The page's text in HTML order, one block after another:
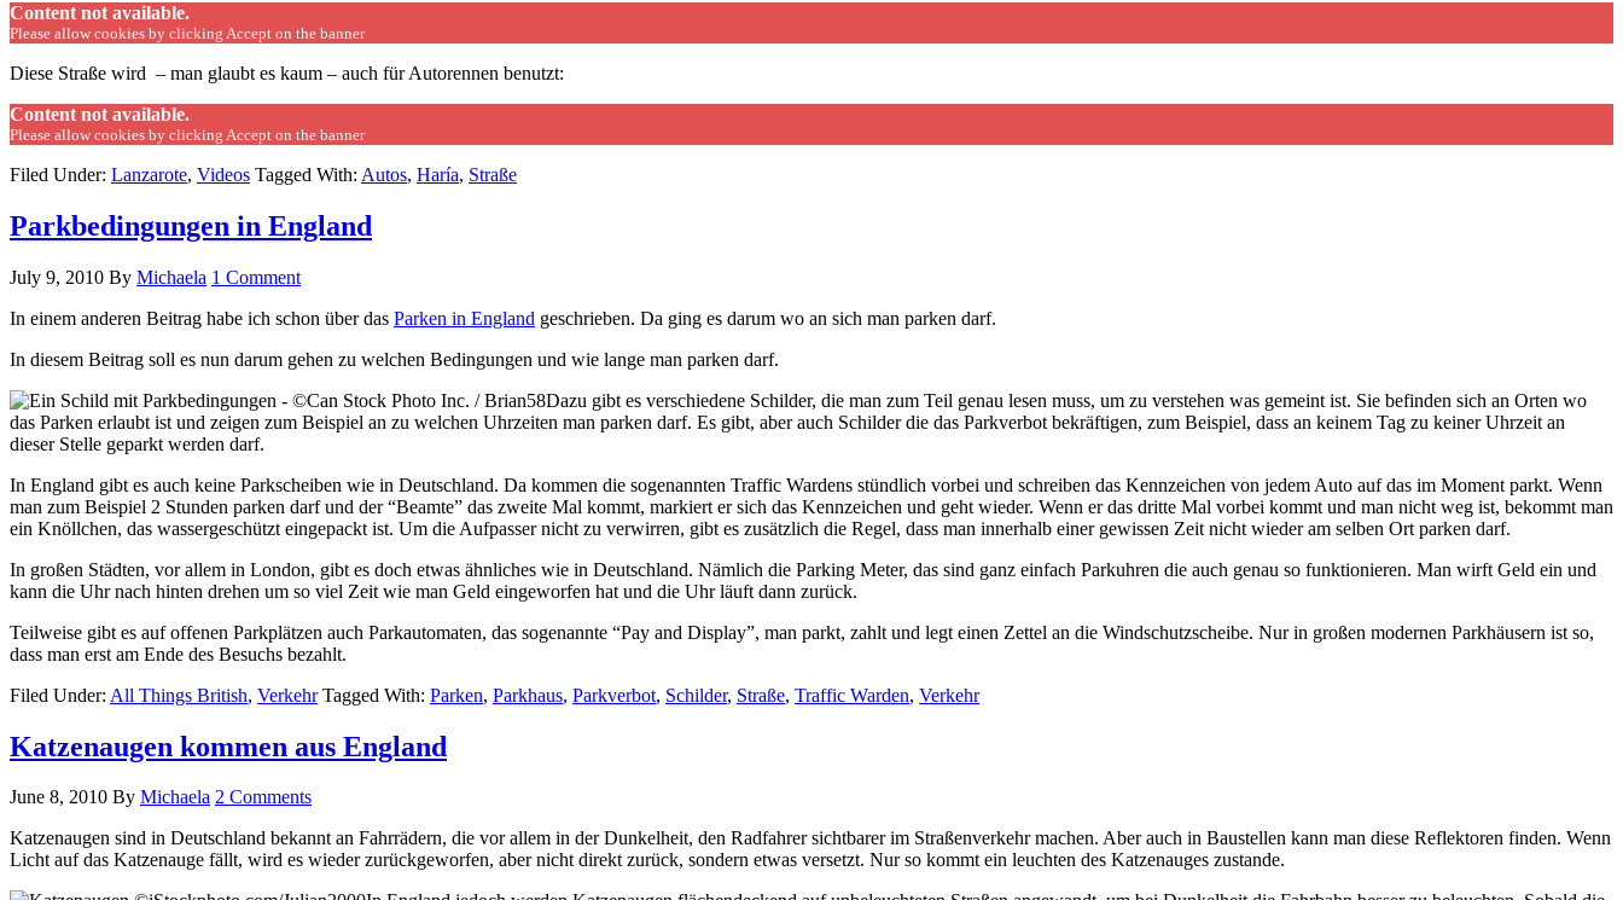
Content not available.
Please allow cookies by clicking Accept on the banner
Diese Straße wird – man glaubt es kaum – auch für Autorennen benutzt:
Content not available.
Please allow cookies by clicking Accept on the banner
Filed Under: Lanzarote, Videos Tagged With: Autos, Haría, Straße
Parkbedingungen in England
July 9, 2010 By Michaela 1 Comment
In einem anderen Beitrag habe ich schon über das Parken in England geschrieben. Da ging es darum wo an sich man parken darf.
In diesem Beitrag soll es nun darum gehen zu welchen Bedingungen und wie lange man parken darf.
Dazu gibt es verschiedene Schilder, die man zum Teil genau lesen muss, um zu verstehen was gemeint ist. Sie befinden sich an Orten wo
das Parken erlaubt ist und zeigen zum Beispiel an zu welchen Uhrzeiten man parken darf. Es gibt, aber auch Schilder die das Parkverbot bekräftigen, zum Beispiel, dass an keinem Tag zu keiner Uhrzeit an
dieser Stelle geparkt werden darf.
In England gibt es auch keine Parkscheiben wie in Deutschland. Da kommen die sogenannten Traffic Wardens stündlich vorbei und schreiben das Kennzeichen von jedem Auto auf das im Moment parkt. Wenn
man zum Beispiel 2 Stunden parken darf und der “Beamte” das zweite Mal kommt, markiert er sich das Kennzeichen und geht wieder. Wenn er das dritte Mal vorbei kommt und man nicht weg ist, bekommt man
ein Knöllchen, das wassergeschützt eingepackt ist. Um die Aufpasser nicht zu verwirren, gibt es zusätzlich die Regel, dass man innerhalb einer gewissen Zeit nicht wieder am selben Ort parken darf.
In großen Städten, vor allem in London, gibt es doch etwas ähnliches wie in Deutschland. Nämlich die Parking Meter, das sind ganz einfach Parkuhren die auch genau so funktionieren. Man wirft Geld ein und
kann die Uhr nach hinten drehen um so viel Zeit wie man Geld eingeworfen hat und die Uhr läuft dann zurück.
Teilweise gibt es auf offenen Parkplätzen auch Parkautomaten, das sogenannte “Pay and Display”, man parkt, zahlt und legt einen Zettel an die Windschutzscheibe. Nur in großen modernen Parkhäusern ist so,
dass man erst am Ende des Besuchs bezahlt.
Filed Under: All Things British, Verkehr Tagged With: Parken, Parkhaus, Parkverbot, Schilder, Straße, Traffic Warden, Verkehr
Katzenaugen kommen aus England
June 8, 2010 By Michaela 2 Comments
Katzenaugen sind in Deutschland bekannt an Fahrrädern, die vor allem in der Dunkelheit, den Radfahrer sichtbarer im Straßenverkehr machen. Aber auch in Baustellen kann man diese Reflektoren finden. Wenn
Licht auf das Katzenauge fällt, wird es wieder zurückgeworfen, aber nicht direkt zurück, sondern etwas versetzt. Nur so kommt ein leuchten des Katzenauges zustande.